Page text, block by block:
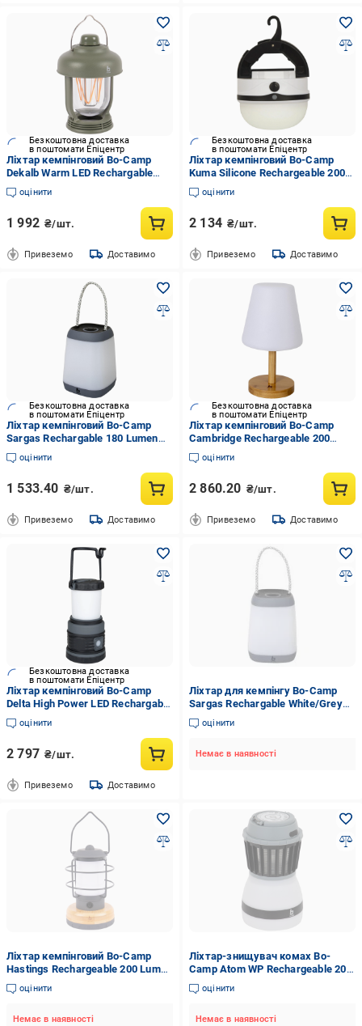
Безкоштовна доставка
в поштомати Епіцентр
Ліхтар кемпінговий Bo-Camp
Dekalb Warm LED Rechargable
250 Lumen Green (5818979)
оцінити
1 992 ₴/шт.
Привеземо Доставимо
Безкоштовна доставка
в поштомати Епіцентр
Ліхтар кемпінговий Bo-Camp
Kuma Silicone Rechargeable 200
Lumen White/Black (5818808)
оцінити
2 134 ₴/шт.
Привеземо Доставимо
Безкоштовна доставка
в поштомати Епіцентр
Ліхтар кемпінговий Bo-Camp
Sargas Rechargable 180 Lumen
White/Grey (5818725)
оцінити
1 533.40 ₴/шт.
Привеземо Доставимо
Безкоштовна доставка
в поштомати Епіцентр
Ліхтар кемпінговий Bo-Camp
Cambridge Rechargeable 200
Lumen Bamboo/White (5818792)
оцінити
2 860.20 ₴/шт.
Привеземо Доставимо
Безкоштовна доставка
в поштомати Епіцентр
Ліхтар кемпінговий Bo-Camp
Delta High Power LED Rechargable
200 Lumen Black/Anthracite
(5818891)
оцінити
2 797 ₴/шт.
Привеземо Доставимо
Ліхтар для кемпінгу Bo-Camp
Sargas Rechargable White/Grey
(5818725) 180 Lm біло-сірий
5818725
оцінити
Немає в наявності
Ліхтар кемпінговий Bo-Camp
Hastings Rechargeable 200 Lumen
Bamboo з функцією Powerbank
Сірий
оцінити
Немає в наявності
Ліхтар-знищувач комах Bo-
Camp Atom WP Rechargeable 200
Lumen Сірий/Чорний
оцінити
Немає в наявності